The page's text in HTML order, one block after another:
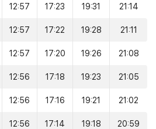
12:57 17:23 19:31 21:14
12:57 17:22 19:28 21:11
12:57 17:20 19:26 21:08
12:56 17:18 19:23 21:05
12:56 17:16 19:21 21:02
12:56 17:14 19:18 20:59